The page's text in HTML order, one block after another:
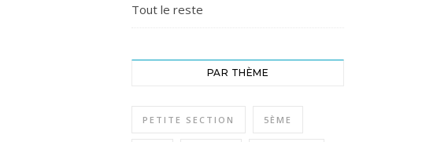
Tout le reste
PAR THÈME
PETITE SECTION 5ÈME